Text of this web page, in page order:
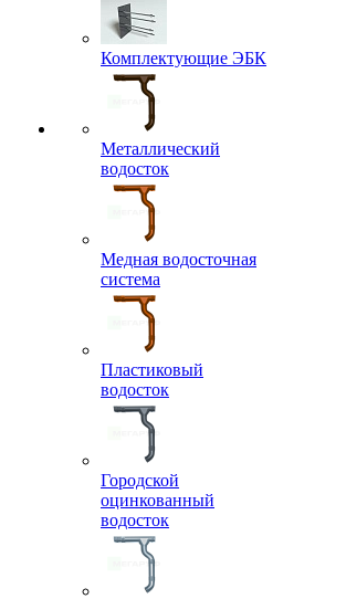
Комплектующие ЭБК
Металлический
водосток
Медная водосточная
система
Пластиковый
водосток
Городской
оцинкованный
водосток